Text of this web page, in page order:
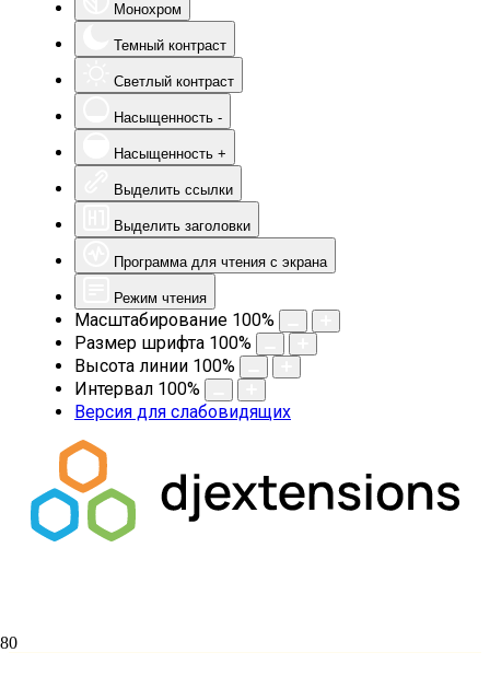
Монохром
Темный контраст
Светлый контраст
Насыщенность -
Насыщенность +
Выделить ссылки
Выделить заголовки
Программа для чтения с экрана
Режим чтения
Масштабирование 100%
Размер шрифта 100%
Высота линии 100%
Интервал 100%
Версия для слабовидящих